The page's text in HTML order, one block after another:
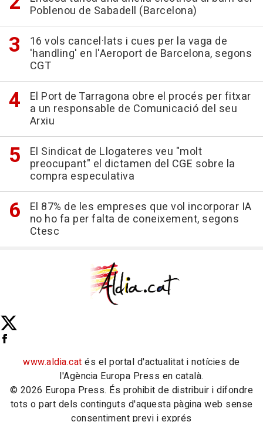
Poblenou de Sabadell (Barcelona)
16 vols cancel·lats i cues per la vaga de
'handling' en l'Aeroport de Barcelona, segons
CGT
El Port de Tarragona obre el procés per fitxar
a un responsable de Comunicació del seu
Arxiu
El Sindicat de Llogateres veu "molt
preocupant" el dictamen del CGE sobre la
compra especulativa
El 87% de les empreses que vol incorporar IA
no ho fa per falta de coneixement, segons
Ctesc
www.aldia.cat és el portal d'actualitat i notícies de
l'Agència Europa Press en català.
© 2026 Europa Press. És prohibit de distribuir i difondre
tots o part dels continguts d'aquesta pàgina web sense
consentiment previ i exprés